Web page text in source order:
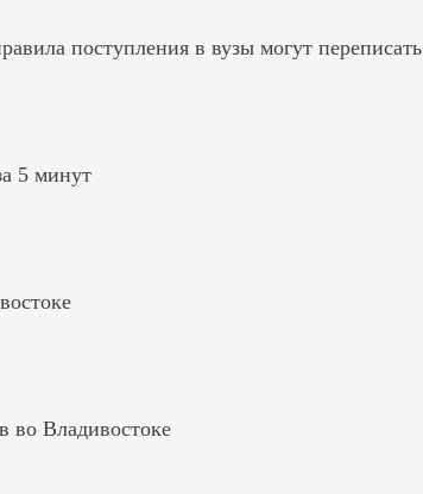
поступления в вузы могут переписать
5 минут
во Владивостоке